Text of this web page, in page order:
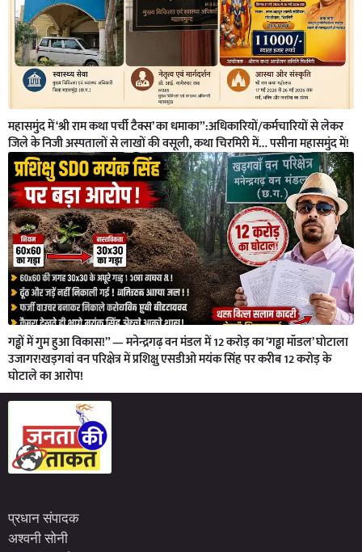
महासमुंद में ‘श्री राम कथा पर्ची टैक्स’ का धमाका”:अधिकारियों/कर्मचारियों से लेकर
जिले के निजी अस्पतालों से लाखों की वसूली, कथा चिरमिरी में… पसीना महासमुंद में!
गड्ढों में गुम हुआ विकास!” — मनेन्द्रगढ़ वन मंडल में 12 करोड़ का ‘गड्ढा मॉडल’ घोटाला
उजागर!खड़गवां वन परिक्षेत्र में प्रशिक्षु एसडीओ मयंक सिंह पर करीब 12 करोड़ के
घोटाले का आरोप!
प्रधान संपादक
अश्वनी सोनी